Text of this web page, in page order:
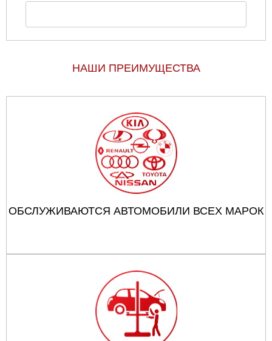
НАШИ ПРЕИМУЩЕСТВА
ОБСЛУЖИВАЮТСЯ АВТОМОБИЛИ ВСЕХ МАРОК